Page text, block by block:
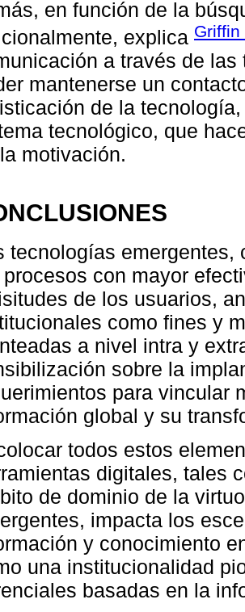
en función de la
explica Griffin
a través de
mantenerse un
de la
tecnológico, que
motivación.
tecnologías
con mayor
de los usuarios,
como fines y
a nivel intra y
sobre la
para vincular
global y su
todos estos
digitales, tales
de dominio de la
impacta los
y conocimiento
una institucionalidad
basadas en la